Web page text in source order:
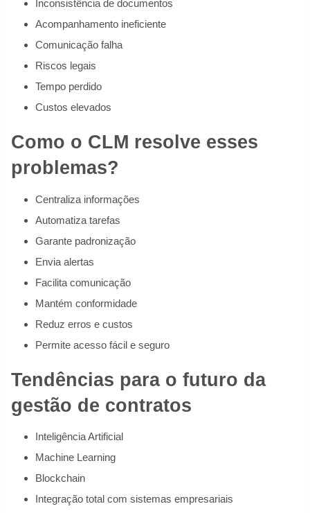
Inconsistência de documentos
Acompanhamento ineficiente
Comunicação falha
Riscos legais
Tempo perdido
Custos elevados
Como o CLM resolve esses
problemas?
Centraliza informações
Automatiza tarefas
Garante padronização
Envia alertas
Facilita comunicação
Mantém conformidade
Reduz erros e custos
Permite acesso fácil e seguro
Tendências para o futuro da
gestão de contratos
Inteligência Artificial
Machine Learning
Blockchain
Integração total com sistemas empresariais